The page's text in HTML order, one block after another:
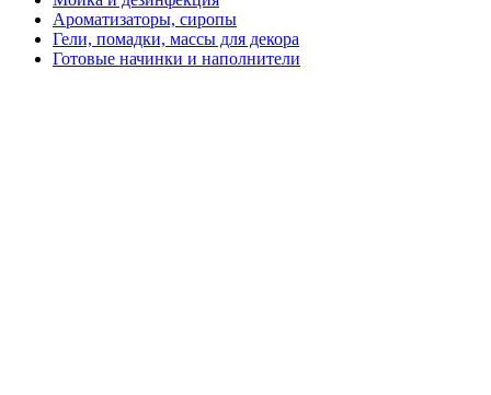
Ароматизаторы, сиропы
Гели, помадки, массы для декора
Готовые начинки и наполнители